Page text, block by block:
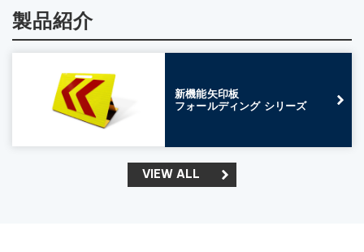
製品紹介
新機能矢印板
フォールディング シリーズ
VIEW ALL